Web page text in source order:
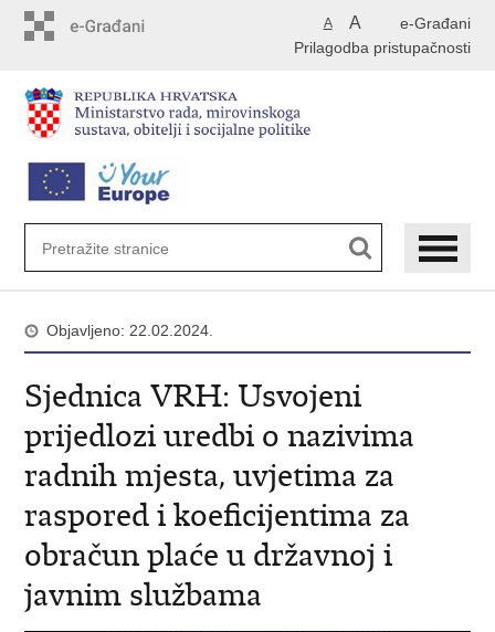
e-Građani
A A
Prilagodba pristupačnosti
Objavljeno: 22.02.2024.
Sjednica VRH: Usvojeni
prijedlozi uredbi o nazivima
radnih mjesta, uvjetima za
raspored i koeficijentima za
obračun plaće u državnoj i
javnim službama